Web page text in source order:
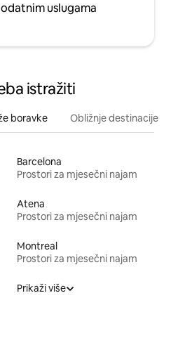
uslugama
istražiti
boravke Obližnje destinacije
Barcelona
Prostori za mjesečni najam
Atena
Prostori za mjesečni najam
Montreal
Prostori za mjesečni najam
Prikaži više